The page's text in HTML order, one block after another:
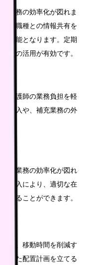
業務の効率化が図れま
他職種との情報共有を
可能となります。定期
ルの活用が有効です。
看護師の業務負担を軽
導入や、補充業務の外
注業務の効率化が図れ
導入により、適切な在
することができます。
で、移動時間を削減す
した配置計画を立てる